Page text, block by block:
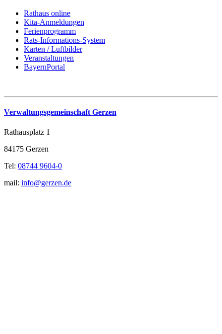
Rathaus online
Kita-Anmeldungen
Ferienprogramm
Rats-Informations-System
Karten / Luftbilder
Veranstaltungen
BayernPortal
Verwaltungsgemeinschaft Gerzen
Rathausplatz 1
84175 Gerzen
Tel: 08744 9604-0
mail: info@gerzen.de